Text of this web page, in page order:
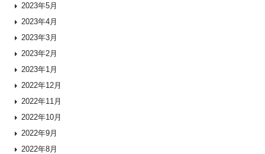
2023年5月
2023年4月
2023年3月
2023年2月
2023年1月
2022年12月
2022年11月
2022年10月
2022年9月
2022年8月